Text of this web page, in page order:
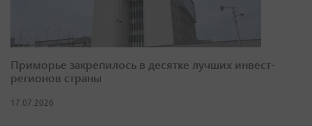
Приморье закрепилось в десятке лучших инвест-
регионов страны
17.07.2026